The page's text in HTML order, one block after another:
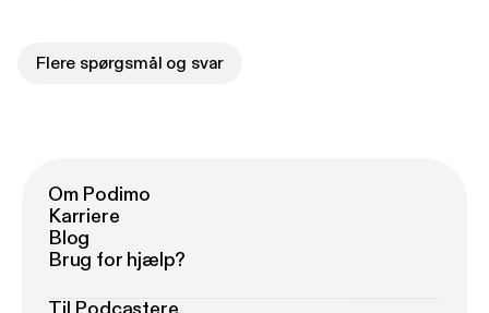
Flere spørgsmål og svar
Om Podimo
Karriere
Blog
Brug for hjælp?